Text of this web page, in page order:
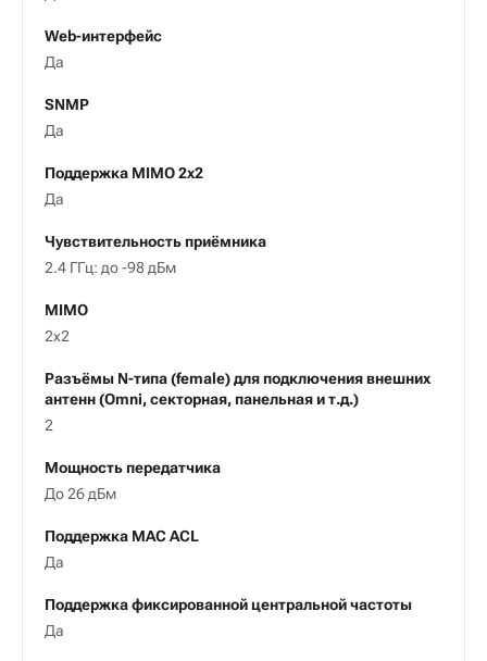
Web-интерфейс
Да
SNMP
Да
Поддержка MIMO 2х2
Да
Чувствительность приёмника
2.4 ГГц: до -98 дБм
MIMO
2x2
Разъёмы N-типа (female) для подключения внешних
антенн (Omni, секторная, панельная и т.д.)
2
Мощность передатчика
До 26 дБм
Поддержка MAC ACL
Да
Поддержка фиксированной центральной частоты
Да